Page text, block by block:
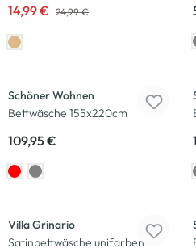
14,99 € 24,99 €
Schöner Wohnen
Bettwäsche 155x220cm
109,95 €
Villa Grinario
Satinbettwäsche unifarben